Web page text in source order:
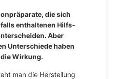
die sich
enthaltenen Hilfs-
Aber
Unterschiede haben
Wirkung.
man die Herstellung